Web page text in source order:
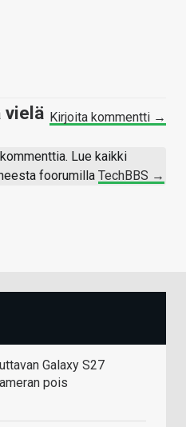
vielä Kirjoita kommentti →
Lue kaikki
foorumilla TechBBS →
Galaxy S27
pois